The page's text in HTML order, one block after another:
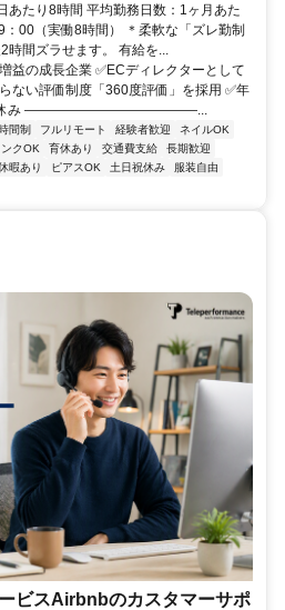
あたり8時間 平均勤務日数：1ヶ月あた
00（実働8時間） ＊柔軟な「ズレ勤制
間ズラせます。 有給を...
益の成長企業 ✅ECディレクターとして
ない評価制度「360度評価」を採用 ✅年
祝休み ―――――――――――――...
間制 フルリモート 経験者歓迎
ネイルOK
クOK 育休あり 交通費支給
長期歓迎
暇あり ピアスOK 土日祝休み
服装自由
ビスAirbnbのカスタマーサポ